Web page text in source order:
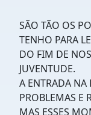
SÃO TÃO OS
TENHO PARA
DO FIM DE
JUVENTUDE.
A ENTRADA NA
PROBLEMAS E
MAS ESSES